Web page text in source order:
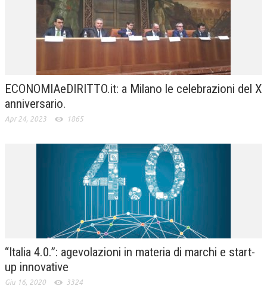
ECONOMIAeDIRITTO.it: a Milano le celebrazioni del X
anniversario.
Apr 24, 2023 1865
“Italia 4.0.”: agevolazioni in materia di marchi e start-
up innovative
Giu 16, 2020 3324